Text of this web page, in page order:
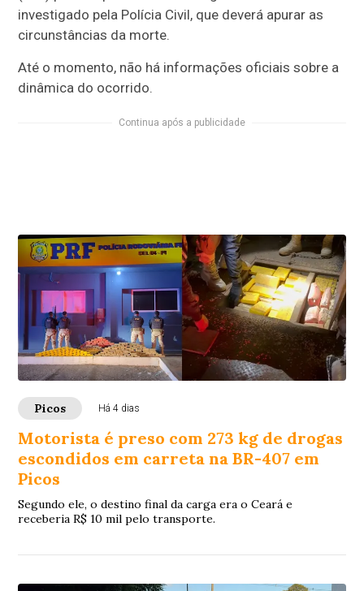
investigado pela Polícia Civil, que deverá apurar as
circunstâncias da morte.
Até o momento, não há informações oficiais sobre a
dinâmica do ocorrido.
Continua após a publicidade
Picos Há 4 dias
Motorista é preso com 273 kg de drogas
escondidos em carreta na BR-407 em
Picos
Segundo ele, o destino final da carga era o Ceará e
receberia R$ 10 mil pelo transporte.